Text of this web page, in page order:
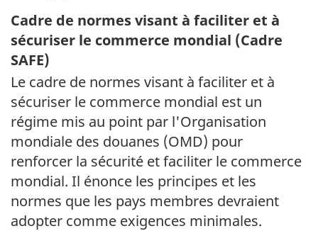
Cadre de normes visant à faciliter et à
sécuriser le commerce mondial (Cadre
SAFE)
Le cadre de normes visant à faciliter et à
sécuriser le commerce mondial est un
régime mis au point par l'Organisation
mondiale des douanes (OMD) pour
renforcer la sécurité et faciliter le commerce
mondial. Il énonce les principes et les
normes que les pays membres devraient
adopter comme exigences minimales.